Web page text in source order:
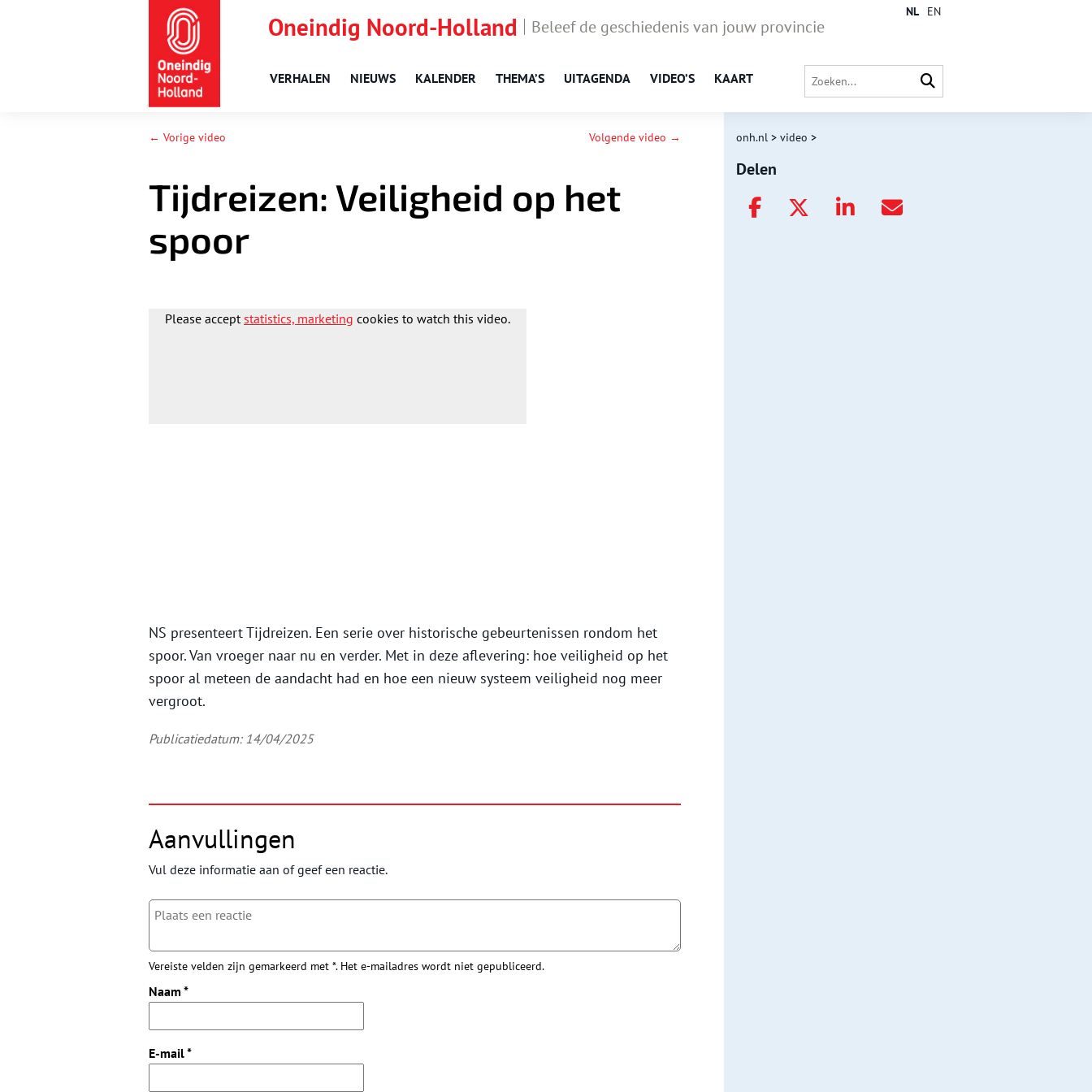
Oneindig Noord-Holland Beleef de geschiedenis van jouw provincie
VERHALEN NIEUWS KALENDER THEMA’S UITAGENDA VIDEO’S KAART
NL EN
← Vorige video Volgende video →
Tijdreizen: Veiligheid op het
spoor
Please acceptstatistics, marketing cookies to watch this video.
NS presenteert Tijdreizen. Een serie over historische gebeurtenissen rondom het
spoor. Van vroeger naar nu en verder. Met in deze aflevering: hoe veiligheid op het
spoor al meteen de aandacht had en hoe een nieuw systeem veiligheid nog meer
vergroot.
Publicatiedatum: 14/04/2025
Aanvullingen
Vul deze informatie aan of geef een reactie.
Vereiste velden zijn gemarkeerd met *. Het e-mailadres wordt niet gepubliceerd.
Naam *
E-mail*
onh.nl > video >
Delen